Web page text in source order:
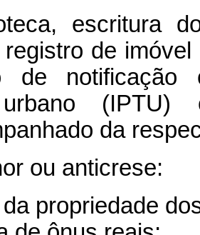
escritura
de
de
urbano
da
ou anticrese:
propriedade